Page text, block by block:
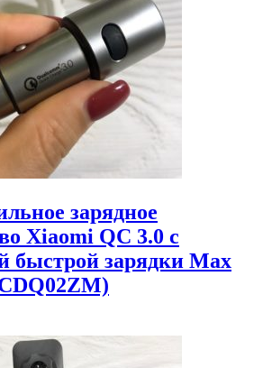
зарядное
Xiaomi QC 3.0 с
быстрой зарядки Max